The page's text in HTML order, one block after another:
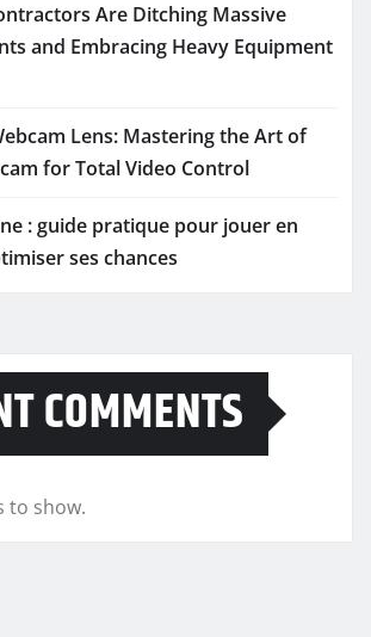
Are Ditching Massive
and Embracing Heavy Equipment
Lens: Mastering the Art of
for Total Video Control
: guide pratique pour jouer en
ses chances
COMMENTS
to show.